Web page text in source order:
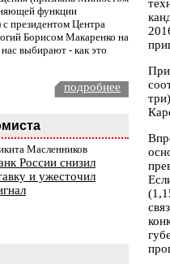
функции
с президентом Центра
Борисом Макаренко на
выбирают - как это
подробнее
Масленников
России снизил
и ужесточил